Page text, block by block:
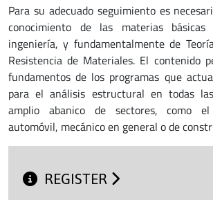
Para su adecuado seguimiento es
conocimiento de las materias
ingeniería, y fundamentalmente de
Resistencia de Materiales. El contenido
fundamentos de los programas que
para el análisis estructural en todas
amplio abanico de sectores, como
automóvil, mecánico en general o de
REGISTER